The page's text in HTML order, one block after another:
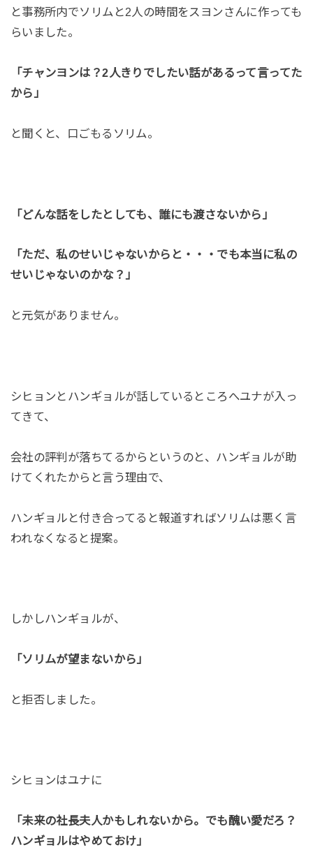
と事務所内でソリムと2人の時間をスヨンさんに作っても
らいました。
「チャンヨンは？2人きりでしたい話があるって言ってた
から」
と聞くと、口ごもるソリム。
「どんな話をしたとしても、誰にも渡さないから」
「ただ、私のせいじゃないからと・・・でも本当に私の
せいじゃないのかな？」
と元気がありません。
シヒョンとハンギョルが話しているところへユナが入っ
てきて、
会社の評判が落ちてるからというのと、ハンギョルが助
けてくれたからと言う理由で、
ハンギョルと付き合ってると報道すればソリムは悪く言
われなくなると提案。
しかしハンギョルが、
「ソリムが望まないから」
と拒否しました。
シヒョンはユナに
「未来の社長夫人かもしれないから。でも醜い愛だろ？
ハンギョルはやめておけ」